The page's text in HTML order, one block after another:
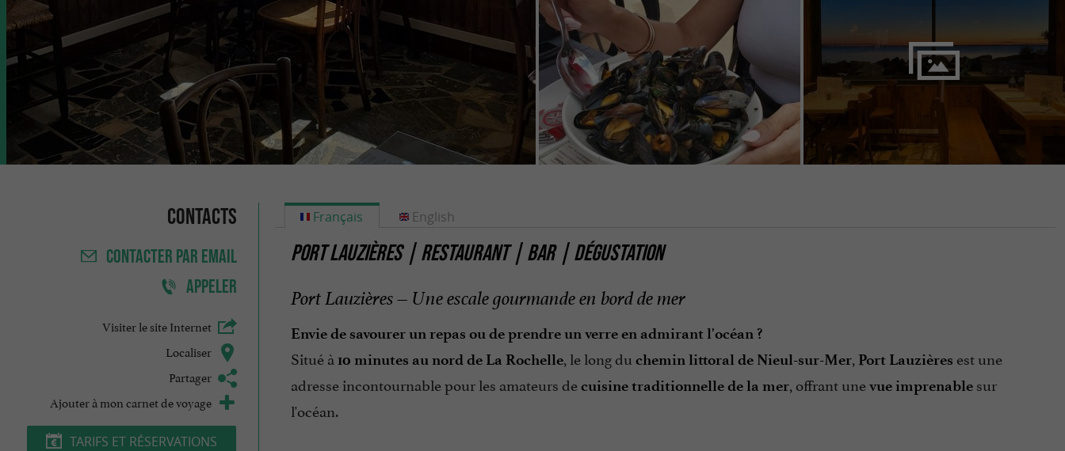
Contacts
CONTACTER PAR EMAIL
APPELER
Visiter le site Internet
Localiser
Partager
Ajouter à mon carnet de voyage
TARIFS ET RÉSERVATIONS
Français
PORT LAUZIÈRES | RESTAURANT | BAR | DÉGUSTATION
Port Lauzières – Une escale gourmande en bord de mer
Envie de savourer un repas ou de prendre un verre en admirant l'océan ?
Situé à 10 minutes au nord de La Rochelle, le long du chemin littoral de Nieul-sur-Mer, Port Lauzières est une
adresse incontournable pour les amateurs decuisine traditionnelle de la mer, offrant unevue imprenablesur
l'océan.
English